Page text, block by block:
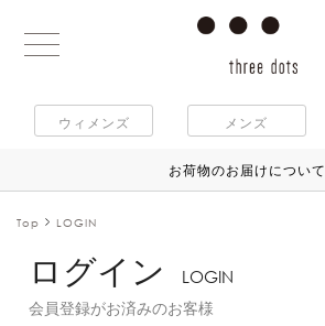
ウィメンズ メンズ
お荷物のお届けについて
Top LOGIN
ログイン LOGIN
会員登録がお済みのお客様